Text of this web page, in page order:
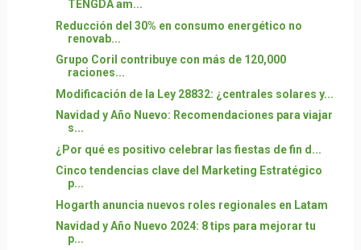
TENGDA am...
Reducción del 30% en consumo energético no
renovab...
Grupo Coril contribuye con más de 120,000
raciones...
Modificación de la Ley 28832: ¿centrales solares y...
Navidad y Año Nuevo: Recomendaciones para viajar
s...
¿Por qué es positivo celebrar las fiestas de fin d...
Cinco tendencias clave del Marketing Estratégico
p...
Hogarth anuncia nuevos roles regionales en Latam
Navidad y Año Nuevo 2024: 8 tips para mejorar tu
p...